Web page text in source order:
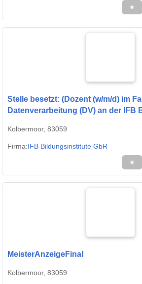
★
Stelle besetzt: (Dozent (w/m/d) im
Datenverarbeitung (DV) an der IFB
Kolbermoor, 83059
Firma:IFB Bildungsinstitute GbR
★
MeisterAnzeigeFinal
Kolbermoor, 83059